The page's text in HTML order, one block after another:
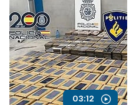
03:12